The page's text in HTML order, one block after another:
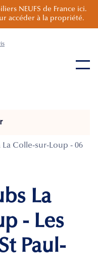
NEUFS de France ici.
accéder à la propriété.
Colle-sur-Loup - 06
La
- Les
Paul-